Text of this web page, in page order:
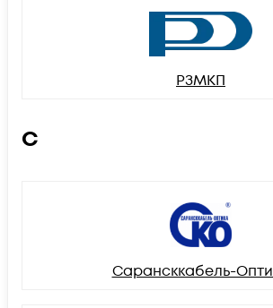
РЗМКП
С
Сарансккабель-